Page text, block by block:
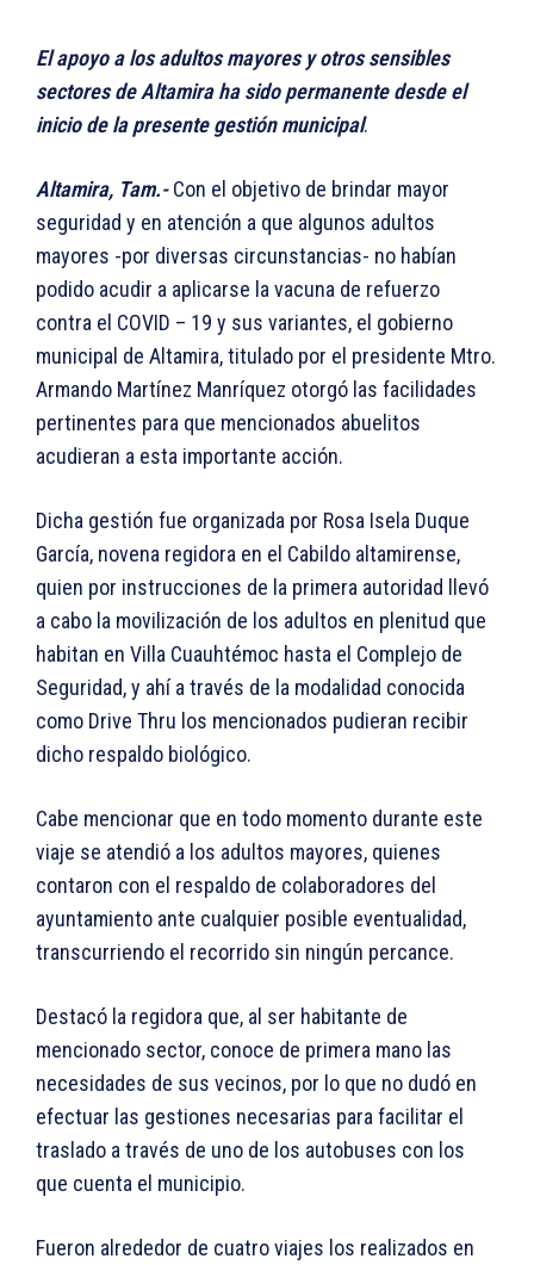
El apoyo a los adultos mayores y otros sensibles
sectores de Altamira ha sido permanente desde el
inicio de la presente gestión municipal.
Altamira, Tam.-Con el objetivo de brindar mayor
seguridad y en atención a que algunos adultos
mayores -por diversas circunstancias- no habían
podido acudir a aplicarse la vacuna de refuerzo
contra el COVID – 19 y sus variantes, el gobierno
municipal de Altamira, titulado por el presidente Mtro.
Armando Martínez Manríquez otorgó las facilidades
pertinentes para que mencionados abuelitos
acudieran a esta importante acción.
Dicha gestión fue organizada por Rosa Isela Duque
García, novena regidora en el Cabildo altamirense,
quien por instrucciones de la primera autoridad llevó
a cabo la movilización de los adultos en plenitud que
habitan en Villa Cuauhtémoc hasta el Complejo de
Seguridad, y ahí a través de la modalidad conocida
como Drive Thru los mencionados pudieran recibir
dicho respaldo biológico.
Cabe mencionar que en todo momento durante este
viaje se atendió a los adultos mayores, quienes
contaron con el respaldo de colaboradores del
ayuntamiento ante cualquier posible eventualidad,
transcurriendo el recorrido sin ningún percance.
Destacó la regidora que, al ser habitante de
mencionado sector, conoce de primera mano las
necesidades de sus vecinos, por lo que no dudó en
efectuar las gestiones necesarias para facilitar el
traslado a través de uno de los autobuses con los
que cuenta el municipio.
Fueron alrededor de cuatro viajes los realizados en